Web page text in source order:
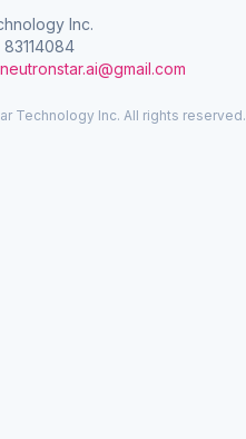
Inc.
83114084
neutronstar.ai@gmail.com
Technology Inc. All rights reserved.